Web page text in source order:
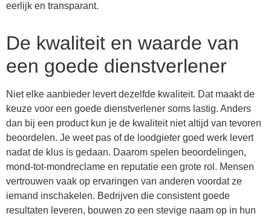
eerlijk en transparant.
De kwaliteit en waarde van
een goede dienstverlener
Niet elke aanbieder levert dezelfde kwaliteit. Dat maakt de
keuze voor een goede dienstverlener soms lastig. Anders
dan bij een product kun je de kwaliteit niet altijd van tevoren
beoordelen. Je weet pas of de loodgieter goed werk levert
nadat de klus is gedaan. Daarom spelen beoordelingen,
mond-tot-mondreclame en reputatie een grote rol. Mensen
vertrouwen vaak op ervaringen van anderen voordat ze
iemand inschakelen. Bedrijven die consistent goede
resultaten leveren, bouwen zo een stevige naam op in hun